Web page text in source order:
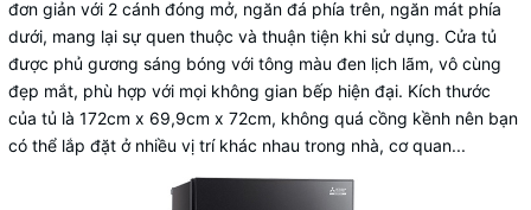
đơn giản với 2 cánh đóng mở, ngăn đá phía trên, ngăn mát phía
dưới, mang lại sự quen thuộc và thuận tiện khi sử dụng. Cửa tủ
được phủ gương sáng bóng với tông màu đen lịch lãm, vô cùng
đẹp mắt, phù hợp với mọi không gian bếp hiện đại. Kích thước
của tủ là 172cm x 69,9cm x 72cm, không quá cồng kềnh nên bạn
có thể lắp đặt ở nhiều vị trí khác nhau trong nhà, cơ quan...